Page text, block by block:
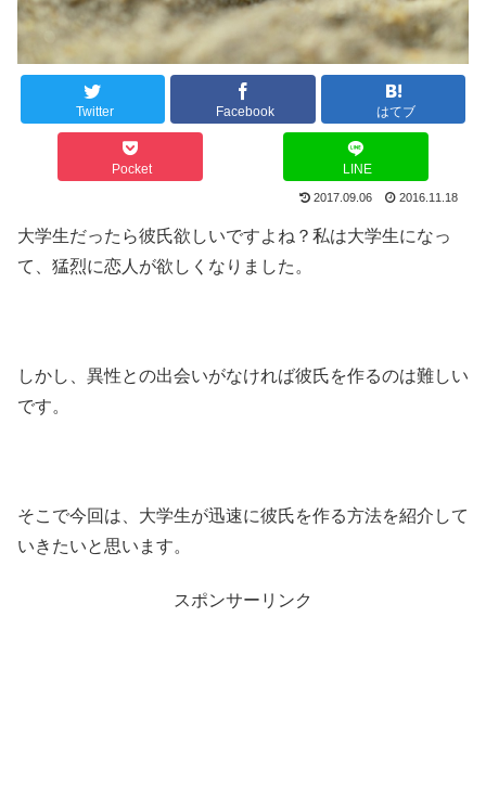
Twitter Facebook はてブ
Pocket LINE
2017.09.06 2016.11.18
大学生だったら彼氏欲しいですよね？私は大学生になっ
て、猛烈に恋人が欲しくなりました。
しかし、異性との出会いがなければ彼氏を作るのは難しい
です。
そこで今回は、大学生が迅速に彼氏を作る方法を紹介して
いきたいと思います。
スポンサーリンク